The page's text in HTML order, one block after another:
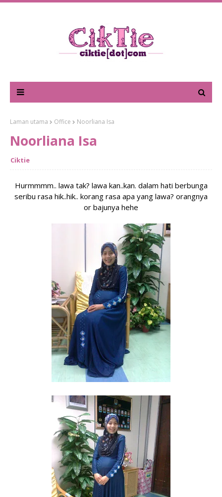
Laman utama Office Noorliana Isa
Noorliana Isa
Ciktie
Hurmmmm.. lawa tak? lawa kan..kan. dalam hati berbunga
seribu rasa hik..hik.. korang rasa apa yang lawa? orangnya
or bajunya hehe